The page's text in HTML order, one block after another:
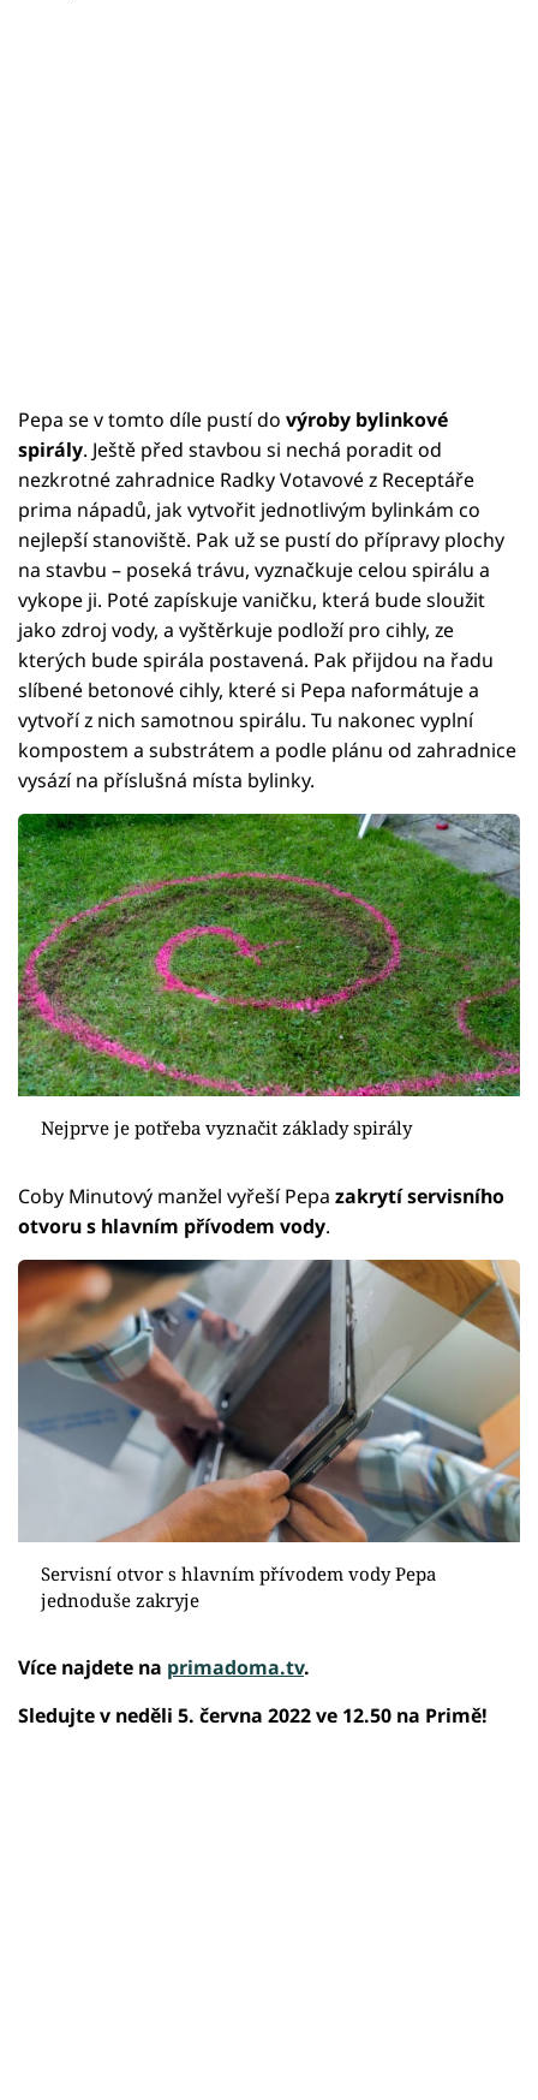
Pepa se v tomto díle pustí do výroby bylinkové
spirály. Ještě před stavbou si nechá poradit od
nezkrotné zahradnice Radky Votavové z Receptáře
prima nápadů, jak vytvořit jednotlivým bylinkám co
nejlepší stanoviště. Pak už se pustí do přípravy plochy
na stavbu – poseká trávu, vyznačkuje celou spirálu a
vykope ji. Poté zapískuje vaničku, která bude sloužit
jako zdroj vody, a vyštěrkuje podloží pro cihly, ze
kterých bude spirála postavená. Pak přijdou na řadu
slíbené betonové cihly, které si Pepa naformátuje a
vytvoří z nich samotnou spirálu. Tu nakonec vyplní
kompostem a substrátem a podle plánu od zahradnice
vysází na příslušná místa bylinky.
Nejprve je potřeba vyznačit základy spirály
Coby Minutový manžel vyřeší Pepa zakrytí servisního
otvoru s hlavním přívodem vody.
Servisní otvor s hlavním přívodem vody Pepa
jednoduše zakryje
Více najdete na primadoma.tv.
Sledujte v neděli 5. června 2022 ve 12.50 na Primě!